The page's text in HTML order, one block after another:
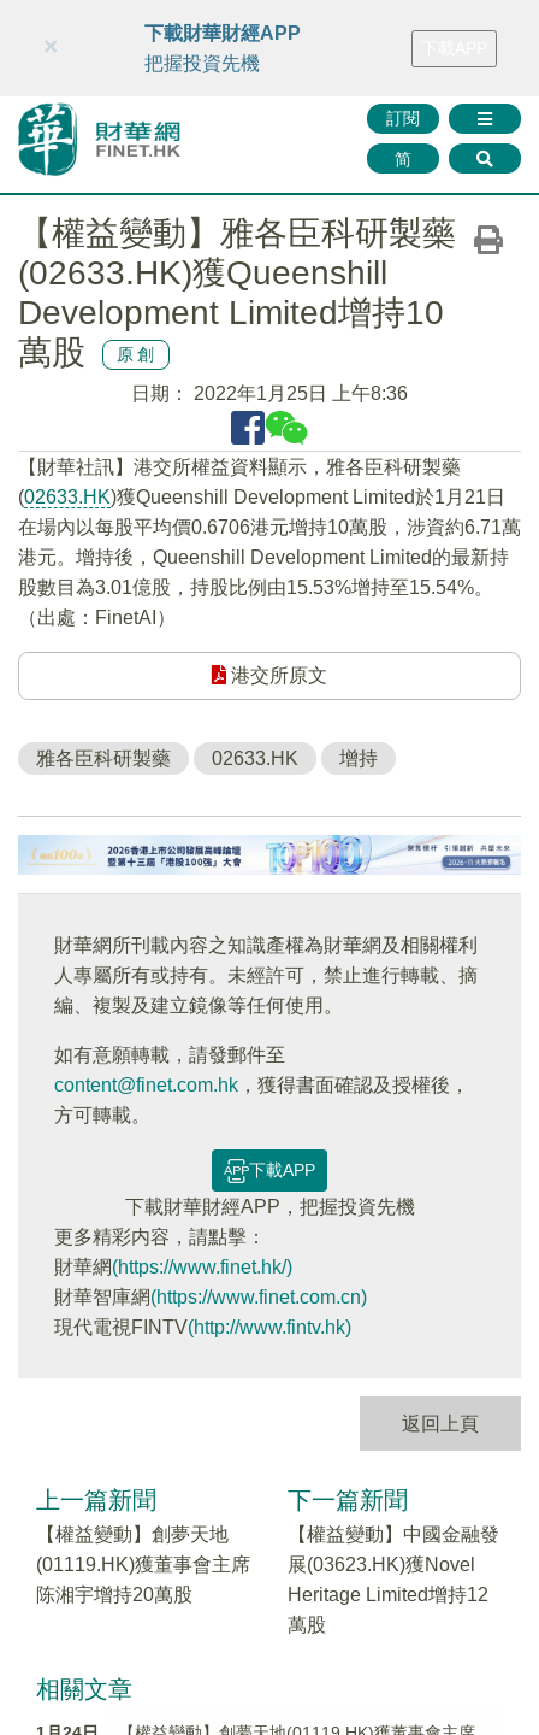
財華智庫網 FINTV FINMETA 財華證券 媒體矩陣
訂閱
简
×
下載財華財經APP
把握投資先機
【權益變動】雅各臣科研製藥
(02633.HK)獲Queenshill
Development Limited增持10
萬股
原創
日期： 2022年1月25日 上午8:36
【財華社訊】港交所權益資料顯示，雅各臣科研製藥
(02633.HK)獲Queenshill Development Limited於1月21日
在場內以每股平均價0.6706港元增持10萬股，涉資約6.71萬
港元。增持後，Queenshill Development Limited的最新持
股數目為3.01億股，持股比例由15.53%增持至15.54%。
（出處：FinetAI）
港交所原文
雅各臣科研製藥 02633.HK 增持
財華網所刊載內容之知識產權為財華網及相關權利
人專屬所有或持有。未經許可，禁止進行轉載、摘
編、複製及建立鏡像等任何使用。
如有意願轉載，請發郵件至
content@finet.com.hk ，獲得書面確認及授權後，
方可轉載。
下載APP
下載財華財經APP，把握投資先機
更多精彩内容，請點擊：
財華網(https://www.finet.hk/)
財華智庫網(https://www.finet.com.cn)
現代電視FINTV(http://www.fintv.hk)
返回上頁
上一篇新聞
【權益變動】創夢天地
(01119.HK)獲董事會主席
陈湘宇增持20萬股
下一篇新聞
【權益變動】中國金融發
展(03623.HK)獲Novel
Heritage Limited增持12
萬股
相關文章